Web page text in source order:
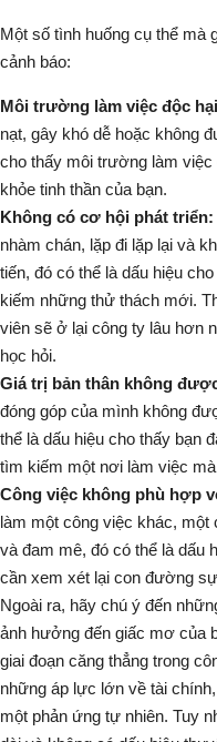
Một số tình huống cụ thể mà
cảnh báo:
Môi trường làm việc độc
nạt, gây khó dễ hoặc không
cho thấy môi trường làm
khỏe tinh thần của bạn.
Không có cơ hội phát triển:
nhàm chán, lặp đi lặp lại và
tiến, đó có thể là dấu hiệu
kiếm những thử thách mới.
viên sẽ ở lại công ty lâu hơn
học hỏi.
Giá trị bản thân không
đóng góp của mình không
thể là dấu hiệu cho thấy bạn
tìm kiếm một nơi làm việc
Công việc không phù hợp
làm một công việc khác,
và đam mê, đó có thể là dấu
cần xem xét lại con đường
Ngoài ra, hãy chú ý đến
ảnh hưởng đến giấc mơ của
giai đoạn căng thẳng trong
những áp lực lớn về tài
một phản ứng tự nhiên. Tuy